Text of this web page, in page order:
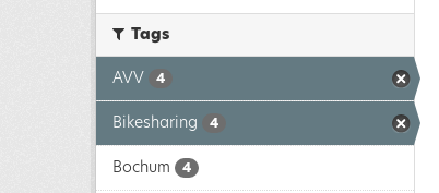
Tags
AVV 4
Bikesharing 4
Bochum 4